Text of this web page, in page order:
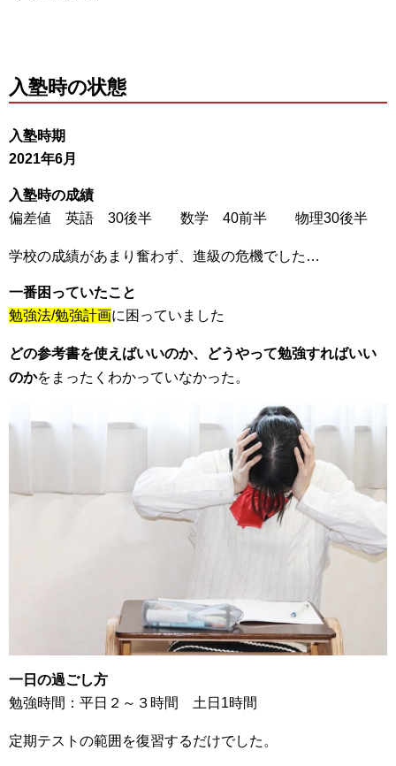
入塾時の状態
入塾時期
2021年6月
入塾時の成績
偏差値 英語 30後半 数学 40前半 物理30後半
学校の成績があまり奮わず、進級の危機でした…
一番困っていたこと
勉強法/勉強計画に困っていました
どの参考書を使えばいいのか、どうやって勉強すればいい
のかをまったくわかっていなかった。
一日の過ごし方
勉強時間：平日２～３時間 土日1時間
定期テストの範囲を復習するだけでした。